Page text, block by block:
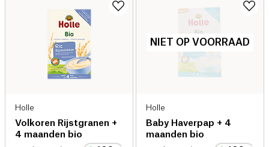
Holle
Volkoren Rijstgranen +
4 maanden bio
NIET OP VOORRAAD
Holle
Baby Haverpap + 4
maanden bio